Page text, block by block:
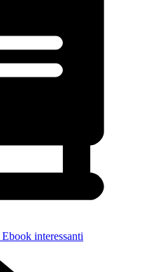
Ebook interessanti